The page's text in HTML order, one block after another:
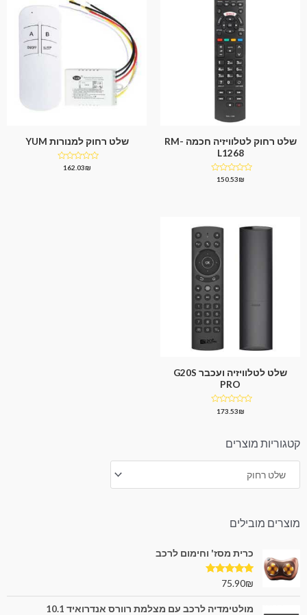
שלט רחוק לטלוויזיה חכמה RM-
L1268
דורג150.53₪
שלט רחוק למנורות YUM
דורג162.03₪
שלט לטלוויזיה ועכבר G20S
PRO
דורג173.53₪
קטגוריות מוצרים
מוצרים מובילים
כרית מסז' וחימום לרכב
דורג5.00
75.90₪
מולטימדיה לרכב עם מצלמת רוורס אנדרואיד 10.1